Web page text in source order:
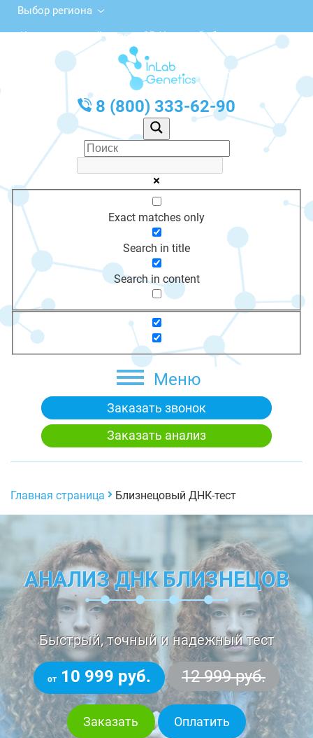
Выбор региона
Комсомольский просп., 35, Усолье-Сибирское
с 10:00 до 20:00
График работы: Пн-Пт с 10:00 до 20:00
8 (800) 333-62-90
Exact matches only
Search in title
Search in content
Меню
Заказать звонок
Заказать анализ
Главная страница Близнецовый ДНК-тест
АНАЛИЗ ДНК БЛИЗНЕЦОВ
Быстрый, точный и надежный тест
от 10 999 руб. 12 999 руб.
Заказать Оплатить